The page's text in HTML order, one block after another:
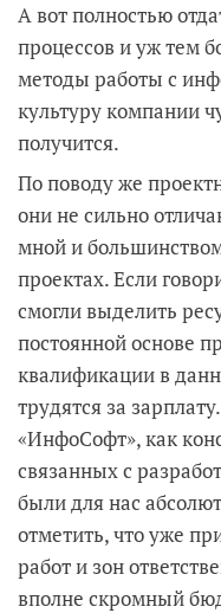
А вот полностью
процессов и уж тем
методы работы с
культуру компании
получится.
По поводу же
они не сильно
мной и
проектах. Если
смогли выделить
постоянной основе
квалификации в
трудятся за
«ИнфоСофт», как
связанных с
были для нас
отметить, что уже
работ и зон
вполне скромный